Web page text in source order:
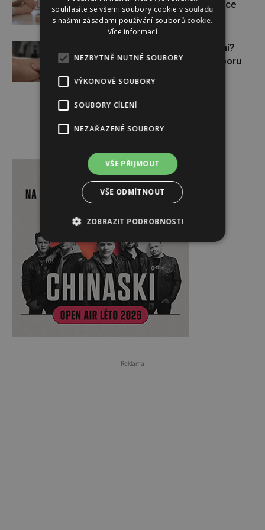
Pomáhá asistovaná reprodukce
Lymfatický systém v ohrožení?
Využijte moderní nutriční podporu
Reklama
Reklama
souhlasíte se všemi soubory cookie v souladu
s našimi zásadami používání souborů cookie.
Více informací
NEZBYTNĚ NUTNÉ SOUBORY
VÝKONOVÉ SOUBORY
SOUBORY CÍLENÍ
NEZAŘAZENÉ SOUBORY
VŠE PŘIJMOUT
VŠE ODMÍTNOUT
ZOBRAZIT PODROBNOSTI